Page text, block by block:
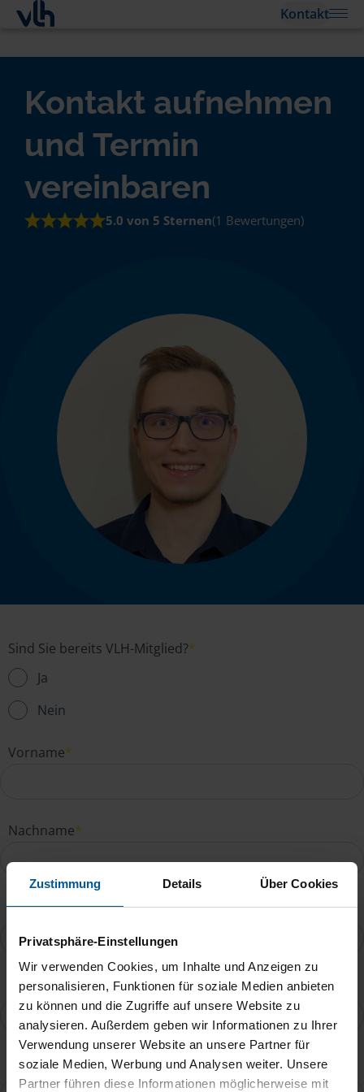
Zustimmung Details Über Cookies
Privatsphäre-Einstellungen
Wir verwenden Cookies, um Inhalte und Anzeigen zu
personalisieren, Funktionen für soziale Medien anbieten
zu können und die Zugriffe auf unsere Website zu
analysieren. Außerdem geben wir Informationen zu Ihrer
Verwendung unserer Website an unsere Partner für
soziale Medien, Werbung und Analysen weiter. Unsere
Partner führen diese Informationen möglicherweise mit
Kontakt
Kontakt aufnehmen
und Termin
vereinbaren
5.0 von 5 Sternen(1 Bewertungen)
Sind Sie bereits VLH-Mitglied?*
Ja
Nein
Vorname*
Nachname*
E-Mail*
Telefonnummer
Ihre Nachricht an Tobias Fliegner*